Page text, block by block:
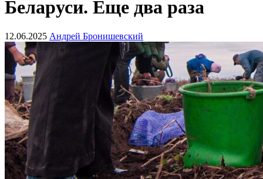
Беларуси. Еще два раза
12.06.2025 Андрей Бронишевский